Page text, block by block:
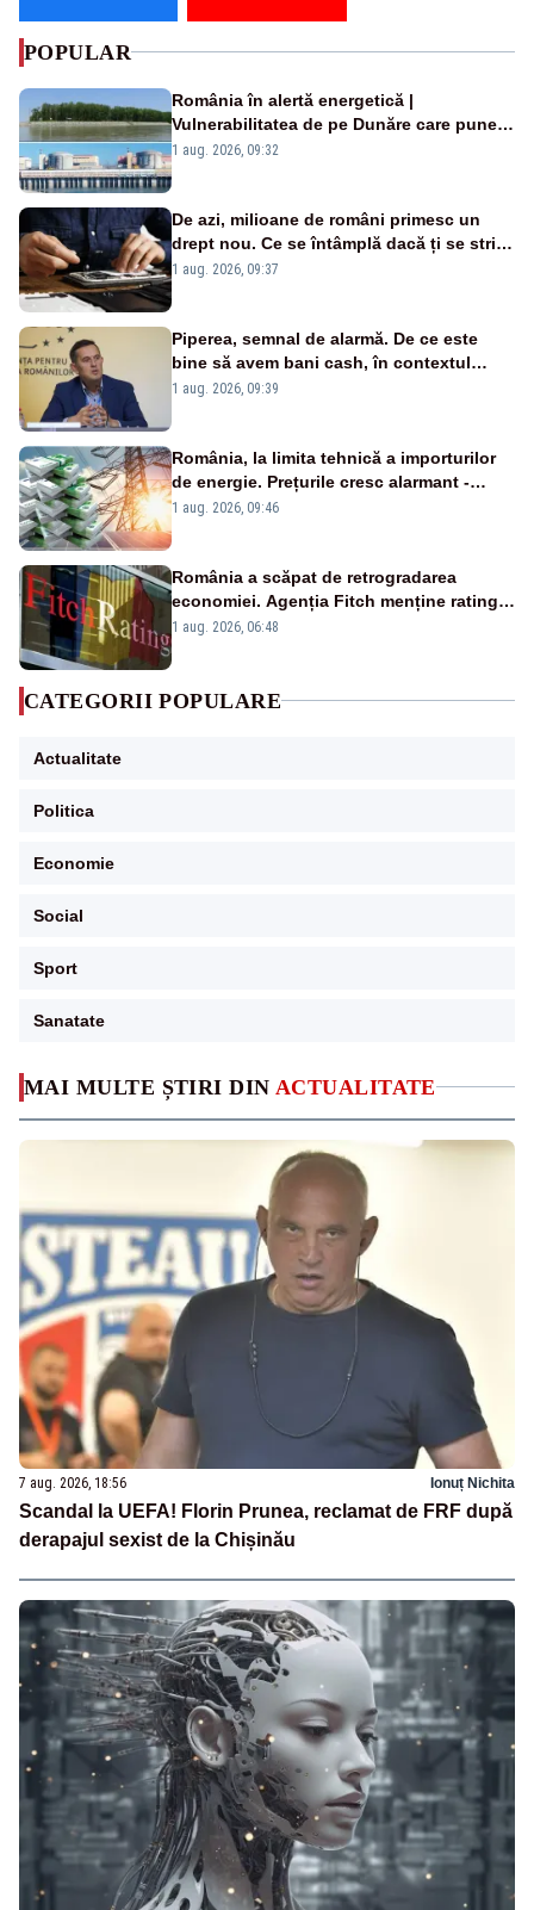
MAI MULTE ȘTIRI DIN ACTUALITATE
7 aug. 2026, 18:56 Ionuț Nichita
Scandal la UEFA! Florin Prunea, reclamat de FRF după
derapajul sexist de la Chișinău
POPULAR
România în alertă energetică |
Vulnerabilitatea de pe Dunăre care pune
în pericol Centrala Cernavodă era
1 aug. 2026, 09:32
De azi, milioane de români primesc un
drept nou. Ce se întâmplă dacă ți se strică
un produs
1 aug. 2026, 09:37
Piperea, semnal de alarmă. De ce este
bine să avem bani cash, în contextul
alertei energetice?
1 aug. 2026, 09:39
România, la limita tehnică a importurilor
de energie. Prețurile cresc alarmant -
Analiză Realitatea Plus
1 aug. 2026, 09:46
România a scăpat de retrogradarea
economiei. Agenția Fitch menține ratingul
„BBB-” cu perspectivă negativă
1 aug. 2026, 06:48
CATEGORII POPULARE
Actualitate
Politica
Economie
Social
Sport
Sanatate